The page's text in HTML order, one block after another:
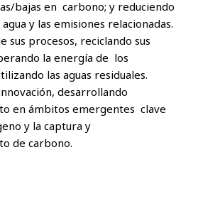
bajas en carbono; y reduciendo
y las emisiones relacionadas.
sus procesos, reciclando sus
la energía de los
las aguas residuales.
desarrollando
en ámbitos emergentes clave
y la captura y
de carbono.